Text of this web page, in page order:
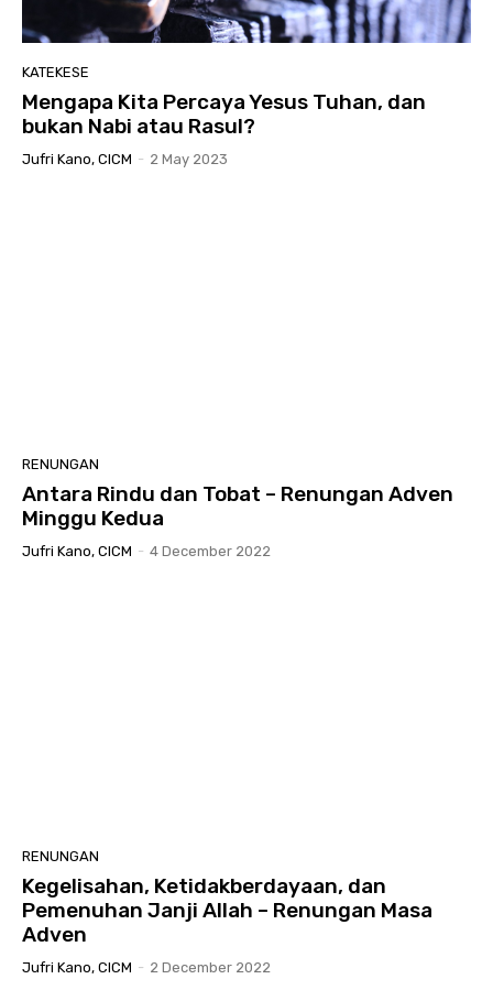
KATEKESE
Mengapa Kita Percaya Yesus Tuhan, dan
bukan Nabi atau Rasul?
Jufri Kano, CICM - 2 May 2023
RENUNGAN
Antara Rindu dan Tobat – Renungan Adven
Minggu Kedua
Jufri Kano, CICM - 4 December 2022
RENUNGAN
Kegelisahan, Ketidakberdayaan, dan
Pemenuhan Janji Allah – Renungan Masa
Adven
Jufri Kano, CICM - 2 December 2022